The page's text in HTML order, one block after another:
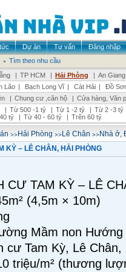
Dự án Tư vấn Đăng nhập
Tìm theo nhu cầu
| TP HCM | Hải Phòng | An Giang
Lão | Bạch Long Vĩ | Cát Hải | Đồ
| Chung cư ,căn hộ | Cửa hàng, Văn
| Từ 500 -1 tỷ | Từ 1 -2 tỷ | Từ 2 -3 tỷ
tỷ | Từ 40 - 60 tỷ | Trên 60 tỷ
>>Hải Phòng >>Lê Chân >>Nhà ở,
KỲ – LÊ CHÂN, HẢI PHÒNG
CƯ TAM KỲ – LÊ
(4,5m × 10m)
Mầm non
cư Tam Kỳ, Lê Chân,
triệu/m² (thương